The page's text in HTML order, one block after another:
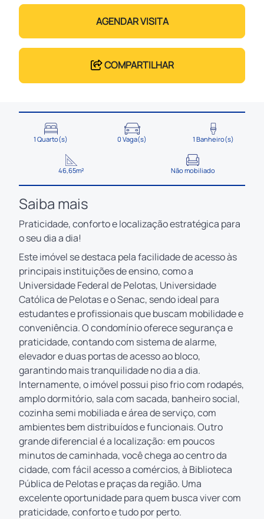
AGENDAR VISITA
COMPARTILHAR
1 Quarto(s) 0 Vaga(s) 1 Banheiro(s)
46,65m² Não mobiliado
Saiba mais
Praticidade, conforto e localização estratégica para
o seu dia a dia!
Este imóvel se destaca pela facilidade de acesso às
principais instituições de ensino, como a
Universidade Federal de Pelotas, Universidade
Católica de Pelotas e o Senac, sendo ideal para
estudantes e profissionais que buscam mobilidade e
conveniência. O condomínio oferece segurança e
praticidade, contando com sistema de alarme,
elevador e duas portas de acesso ao bloco,
garantindo mais tranquilidade no dia a dia.
Internamente, o imóvel possui piso frio com rodapés,
amplo dormitório, sala com sacada, banheiro social,
cozinha semi mobiliada e área de serviço, com
ambientes bem distribuídos e funcionais. Outro
grande diferencial é a localização: em poucos
minutos de caminhada, você chega ao centro da
cidade, com fácil acesso a comércios, à Biblioteca
Pública de Pelotas e praças da região. Uma
excelente oportunidade para quem busca viver com
praticidade, conforto e tudo por perto.